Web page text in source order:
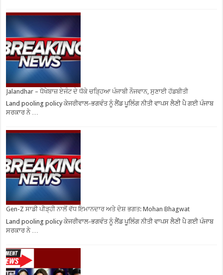
Jalandhar – ਧੋਖੇਬਾਜ਼ ਏਜੰਟ ਦੇ ਧੱਕੇ ਚੜ੍ਹਿਆ ਪੰਜਾਬੀ ਨੌਜਵਾਨ, ਸੁਣਾਈ ਹੱਡਬੀਤੀ
Land pooling policy ਕੇਜਰੀਵਾਲ-ਭਗਵੰਤ ਨੂੰ ਲੈਂਡ ਪੂਲਿੰਗ ਨੀਤੀ ਵਾਪਸ ਲੈਣੀ ਪੈ ਗਈ ਪੰਜਾਬ
ਸਰਕਾਰ ਨੇ …
Gen-Z ਸਾਡੀ ਪੀੜ੍ਹੀ ਨਾਲੋਂ ਵੱਧ ਇਮਾਨਦਾਰ ਅਤੇ ਦੇਸ਼ ਭਗਤ: Mohan Bhagwat
Land pooling policy ਕੇਜਰੀਵਾਲ-ਭਗਵੰਤ ਨੂੰ ਲੈਂਡ ਪੂਲਿੰਗ ਨੀਤੀ ਵਾਪਸ ਲੈਣੀ ਪੈ ਗਈ ਪੰਜਾਬ
ਸਰਕਾਰ ਨੇ …